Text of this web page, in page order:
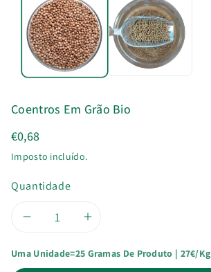
Coentros Em Grão Bio
€0,68
Imposto incluído.
Quantidade
Diminuir
a
Aumentar
a
Uma Unidade=25 Gramas De Produto | 27€/kg